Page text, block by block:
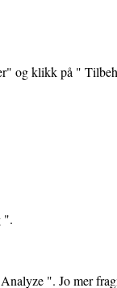
og klikk på "
".
". Jo mer